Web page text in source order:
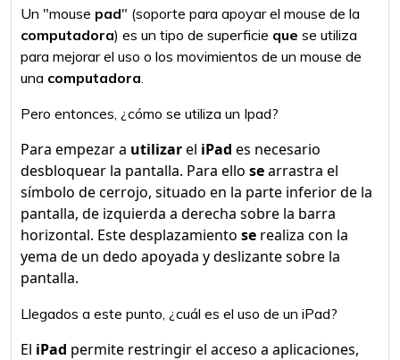
Un "mouse pad" (soporte para apoyar el mouse de la
computadora) es un tipo de superficie que se utiliza
para mejorar el uso o los movimientos de un mouse de
una computadora.
Pero entonces, ¿cómo se utiliza un Ipad?
Para empezar a utilizarel iPad es necesario
desbloquear la pantalla. Para ello searrastra el
símbolo de cerrojo, situado en la parte inferior de la
pantalla, de izquierda a derecha sobre la barra
horizontal. Este desplazamiento se realiza con la
yema de un dedo apoyada y deslizante sobre la
pantalla.
Llegados a este punto, ¿cuál es el uso de un iPad?
El iPad permite restringir el acceso a aplicaciones,